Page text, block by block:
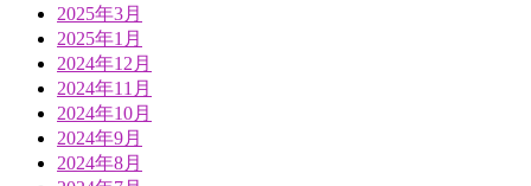
2025年3月
2025年1月
2024年12月
2024年11月
2024年10月
2024年9月
2024年8月